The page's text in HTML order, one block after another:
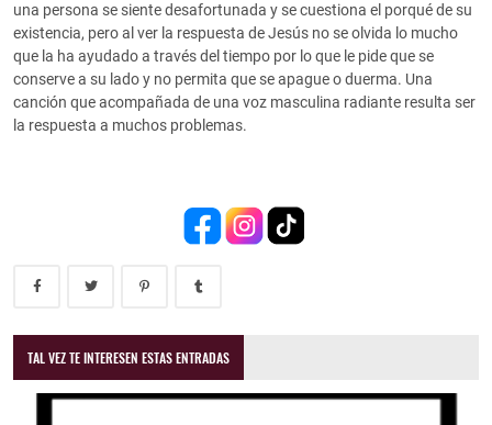
una persona se siente desafortunada y se cuestiona el porqué de su
existencia, pero al ver la respuesta de Jesús no se olvida lo mucho
que la ha ayudado a través del tiempo por lo que le pide que se
conserve a su lado y no permita que se apague o duerma. Una
canción que acompañada de una voz masculina radiante resulta ser
la respuesta a muchos problemas.
TAL VEZ TE INTERESEN ESTAS ENTRADAS